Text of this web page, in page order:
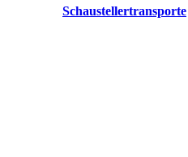
Schaustellertransporte